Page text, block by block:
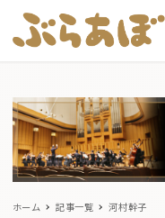
ホーム 記事一覧 河村幹子